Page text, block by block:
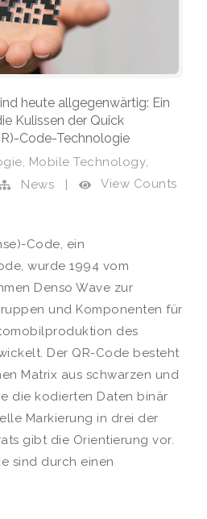
heute allgegenwärtig: Ein
Kulissen der Quick
Code-Technologie
, Mobile Technology,
News |
View Counts
Code, ein
wurde 1994 vom
Denso Wave zur
und Komponenten für
des
Der QR-Code besteht
Matrix aus schwarzen und
die kodierten Daten binär
Markierung in drei der
gibt die Orientierung vor.
sind durch einen